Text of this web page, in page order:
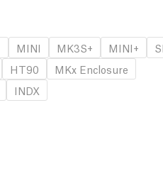
MINI MK3S+ MINI+
HT90
MKx Enclosure
INDX